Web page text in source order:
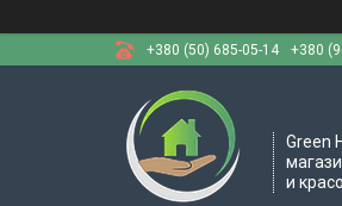
+380 (50) 685-05-14
+380
Green
и